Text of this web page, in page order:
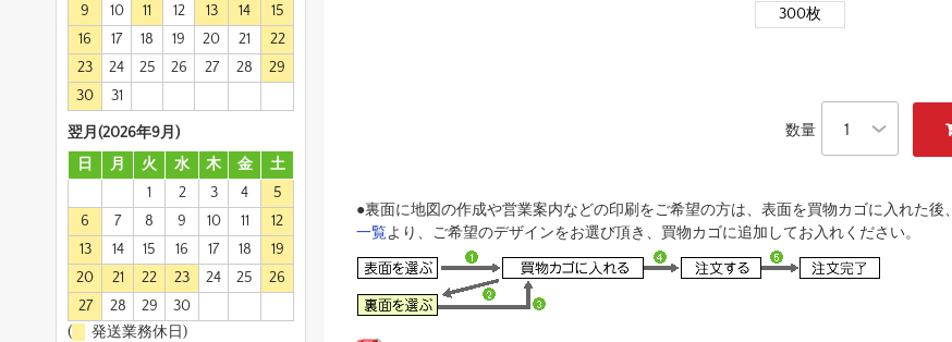
300枚
数量
●裏面に地図の作成や営業案内などの印刷をご希望の方は、表面を買物カゴに入れた後、
一覧より、ご希望のデザインをお選び頂き、買物カゴに追加してお入れください。
9
10 11 12 13 14
15
16
17 18 19 20 21
22
23
24 25 26 27 28
29
30
31
翌月(2026年9月)
日
月 火 水 木 金
土
1
2 3 4
5
6
7 8 9 10 11
12
13
14 15 16 17 18
19
20
21 22 23 24 25
26
27
28 29
30
(
発送業務休日)